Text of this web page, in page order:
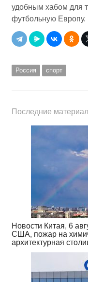
удобным хабом для
футбольную Европу.
Россия спорт
Последние
Новости Китая, 6
США, пожар на
архитектурная